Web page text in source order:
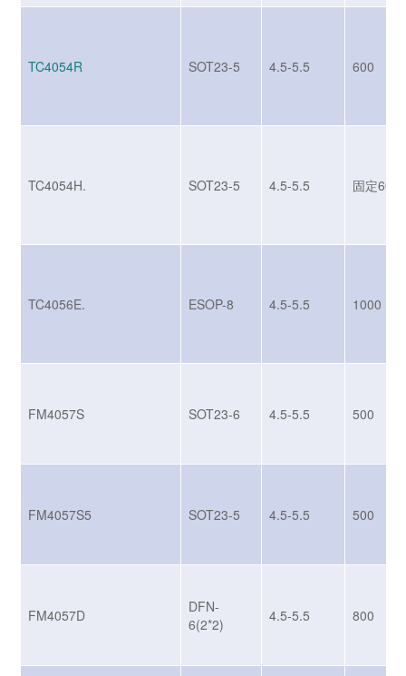
TC4054R SOT23-5 4.5-5.5 600
TC4054H. SOT23-5 4.5-5.5 固定600
TC4056E. ESOP-8 4.5-5.5 1000
FM4057S SOT23-6 4.5-5.5 500
FM4057S5 SOT23-5 4.5-5.5 500
FM4057D
DFN-
6(2*2)
4.5-5.5 800